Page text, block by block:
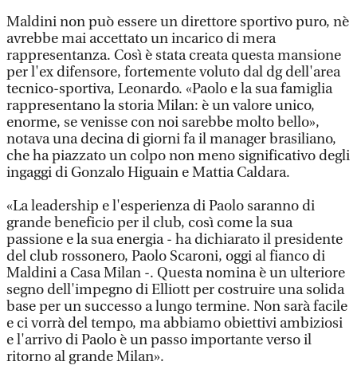
Maldini non può essere un direttore sportivo puro, nè
avrebbe mai accettato un incarico di mera
rappresentanza. Così è stata creata questa mansione
per l'ex difensore, fortemente voluto dal dg dell'area
tecnico-sportiva, Leonardo. «Paolo e la sua famiglia
rappresentano la storia Milan: è un valore unico,
enorme, se venisse con noi sarebbe molto bello»,
notava una decina di giorni fa il manager brasiliano,
che ha piazzato un colpo non meno significativo degli
ingaggi di Gonzalo Higuain e Mattia Caldara.
«La leadership e l'esperienza di Paolo saranno di
grande beneficio per il club, così come la sua
passione e la sua energia - ha dichiarato il presidente
del club rossonero, Paolo Scaroni, oggi al fianco di
Maldini a Casa Milan -. Questa nomina è un ulteriore
segno dell'impegno di Elliott per costruire una solida
base per un successo a lungo termine. Non sarà facile
e ci vorrà del tempo, ma abbiamo obiettivi ambiziosi
e l'arrivo di Paolo è un passo importante verso il
ritorno al grande Milan».